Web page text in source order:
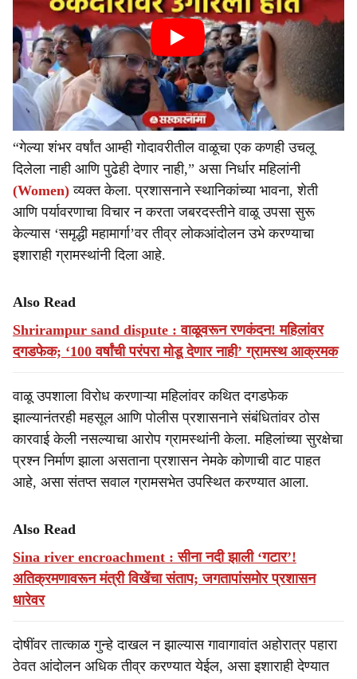
“गेल्या शंभर वर्षांत आम्ही गोदावरीतील वाळूचा एक कणही उचलू
दिलेला नाही आणि पुढेही देणार नाही,” असा निर्धार महिलांनी
(Women) व्यक्त केला. प्रशासनाने स्थानिकांच्या भावना, शेती
आणि पर्यावरणाचा विचार न करता जबरदस्तीने वाळू उपसा सुरू
केल्यास ‘समृद्धी महामार्गा’वर तीव्र लोकआंदोलन उभे करण्याचा
इशाराही ग्रामस्थांनी दिला आहे.
Also Read
Shrirampur sand dispute : वाळूवरून रणकंदन! महिलांवर
दगडफेक; ‘100 वर्षांची परंपरा मोडू देणार नाही’ ग्रामस्थ आक्रमक
वाळू उपशाला विरोध करणाऱ्या महिलांवर कथित दगडफेक
झाल्यानंतरही महसूल आणि पोलीस प्रशासनाने संबंधितांवर ठोस
कारवाई केली नसल्याचा आरोप ग्रामस्थांनी केला. महिलांच्या सुरक्षेचा
प्रश्न निर्माण झाला असताना प्रशासन नेमके कोणाची वाट पाहत
आहे, असा संतप्त सवाल ग्रामसभेत उपस्थित करण्यात आला.
Also Read
Sina river encroachment : सीना नदी झाली ‘गटार’!
अतिक्रमणावरून मंत्री विखेंचा संताप; जगतापांसमोर प्रशासन
धारेवर
दोषींवर तात्काळ गुन्हे दाखल न झाल्यास गावागावांत अहोरात्र पहारा
ठेवत आंदोलन अधिक तीव्र करण्यात येईल, असा इशाराही देण्यात